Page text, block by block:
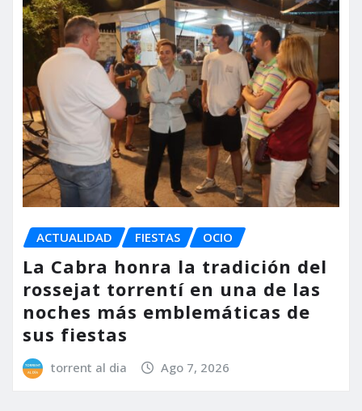
ACTUALIDAD FIESTAS OCIO
La Cabra honra la tradición del
rossejat torrentí en una de las
noches más emblemáticas de
sus fiestas
torrent al dia Ago 7, 2026